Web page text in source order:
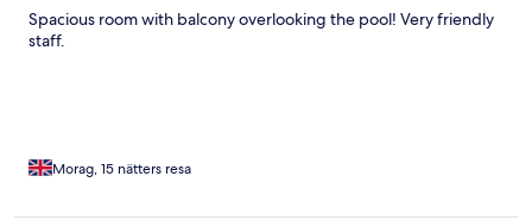
Spacious room with balcony overlooking the pool! Very friendly
staff.
Morag, 15 nätters resa